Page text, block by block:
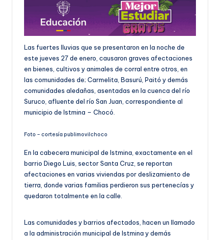
Las fuertes lluvias que se presentaron en la noche de
este jueves 27 de enero, causaron graves afectaciones
en bienes, cultivos y animales de corral entre otros, en
las comunidades de; Carmelita, Basurú, Paitó y demás
comunidades aledañas, asentadas en la cuenca del río
Suruco, afluente del río San Juan, correspondiente al
municipio de Istmina – Chocó.
Foto – cortesía publimovilchoco
En la cabecera municipal de Istmina, exactamente en el
barrio Diego Luis, sector Santa Cruz, se reportan
afectaciones en varias viviendas por deslizamiento de
tierra, donde varias familias perdieron sus pertenecías y
quedaron totalmente en la calle.
Las comunidades y barrios afectados, hacen un llamado
a la administración municipal de Istmina y demás